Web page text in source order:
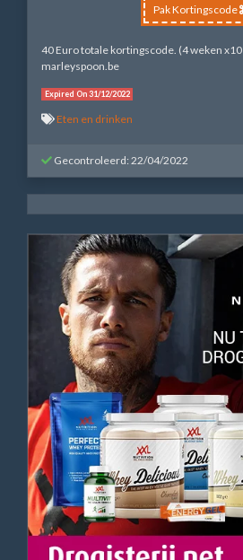
Pak Kortingscode
40 Euro totale kortingscode. (4 weken
marleyspoon.be
Expired On 31/12/2022
Eten en drinken
Gecontroleerd: 22/04/2022